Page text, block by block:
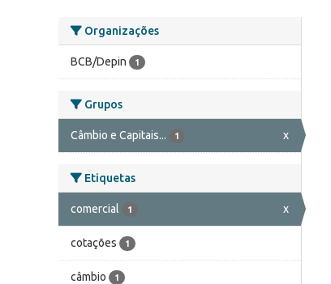
Organizações
BCB/Depin 1
Grupos
Câmbio e Capitais... 1 x
Etiquetas
comercial 1 x
cotações 1
câmbio 1